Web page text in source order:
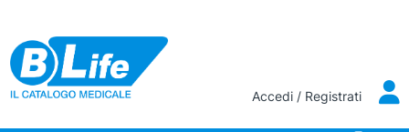
Vai al contenuto principale
Accedi / Registrati